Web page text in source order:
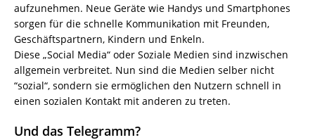
aufzunehmen. Neue Geräte wie Handys und Smartphones
sorgen für die schnelle Kommunikation mit Freunden,
Geschäftspartnern, Kindern und Enkeln.
Diese „Social Media“ oder Soziale Medien sind inzwischen
allgemein verbreitet. Nun sind die Medien selber nicht
“sozial“, sondern sie ermöglichen den Nutzern schnell in
einen sozialen Kontakt mit anderen zu treten.
Und das Telegramm?